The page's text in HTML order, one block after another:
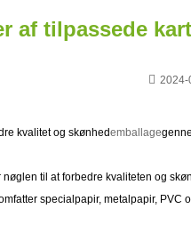
af tilpassede
2024-
kvalitet og skønhedemballage
til at forbedre kvaliteten og
specialpapir, metalpapir,